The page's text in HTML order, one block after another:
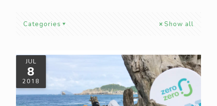
Categories Show all
JUL
8
2018